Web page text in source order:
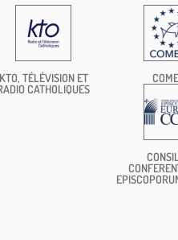
KTO, TÉLÉVISION ET
CATHOLIQUES